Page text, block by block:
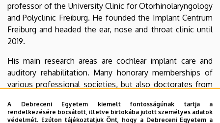
professor of the University Clinic for Otorhinolaryngology
and Polyclinic Freiburg. He founded the Implant Centrum
Freiburg and headed the ear, nose and throat clinic until
2019.
His main research areas are cochlear implant care and
auditory rehabilitation. Many honorary memberships of
various professional societies, but also doctorates from
intensive publication activity, which also includes book
chapters textbooks, proves his activity in research and
A Debreceni Egyetem kiemelt fontosságúnak tartja a
rendelkezésére bocsátott, illetve birtokába jutott személyes adatok
védelmét. Ezúton tájékoztatjuk Önt, hogy a Debreceni Egyetem a